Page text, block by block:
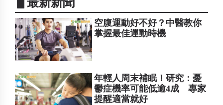
空腹運動好不好？中醫教你
掌握最佳運動時機
年輕人周末補眠！研究：憂
鬱症機率可能低逾4成 專家
提醒適當就好